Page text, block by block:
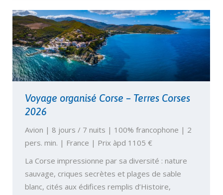
Voyage organisé Corse – Terres Corses
2026
Avion | 8 jours / 7 nuits | 100% francophone | 2
pers. min. | France | Prix àpd 1105 €
La Corse impressionne par sa diversité : nature
sauvage, criques secrètes et plages de sable
blanc, cités aux édifices remplis d’Histoire,